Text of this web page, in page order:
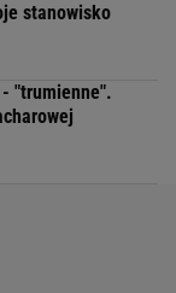
stanowisko
- "trumienne".